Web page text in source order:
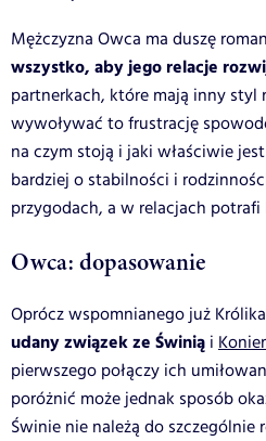
Mężczyzna Owca ma duszę
wszystko, aby jego relacje
partnerkach, które mają inny styl
wywoływać to frustrację
na czym stoją i jaki właściwie
bardziej o stabilności i
przygodach, a w relacjach
Owca: dopasowanie
Oprócz wspomnianego już Królika
udany związek ze Świnią i
pierwszego połączy ich
poróżnić może jednak sposób
Świnie nie należą do